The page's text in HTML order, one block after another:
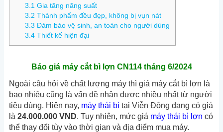
3.1 Gia tăng năng suất
3.2 Thành phẩm đều đẹp, không bị vụn nát
3.3 Đảm bảo vệ sinh, an toàn cho người dùng
3.4 Thiết kế hiện đại
Báo giá máy cắt bì lợn CN114 tháng 6/2024
Ngoài câu hỏi về chất lượng máy thì giá máy cắt bì lợn là
bao nhiêu cũng là vấn đề nhận được nhiều nhất từ người
tiêu dùng. Hiện nay, máy thái bì tại Viễn Đông đang có giá
là 24.000.000 VND. Tuy nhiên, mức giá máy thái bì lợn có
thể thay đổi tùy vào thời gian và địa điểm mua máy.